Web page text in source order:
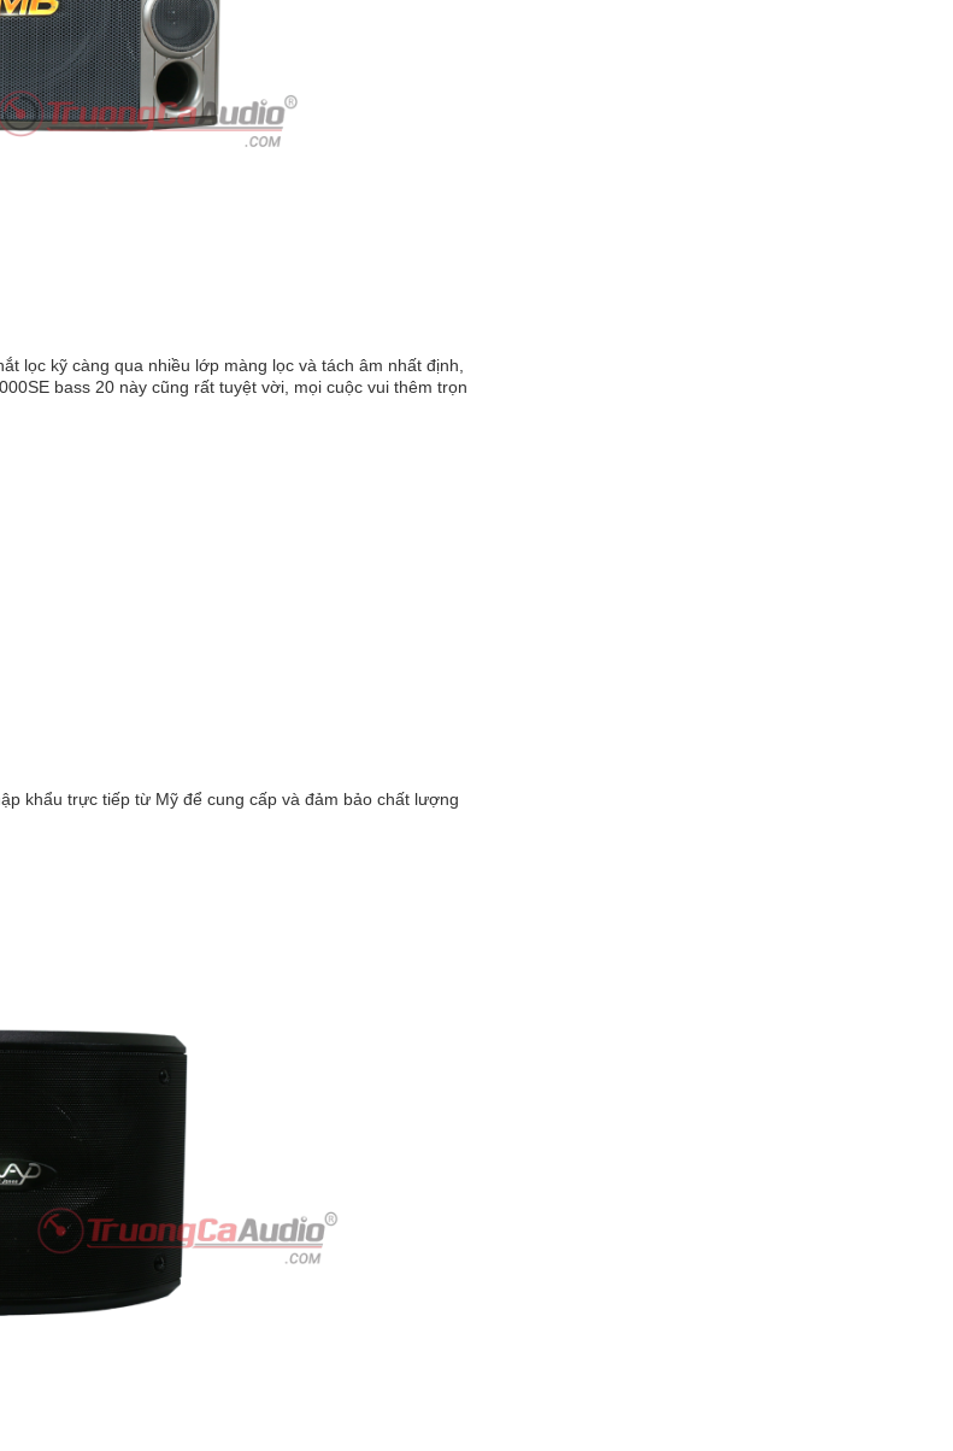
lọc kỹ càng qua nhiều lớp màng lọc và tách âm nhất định,
bass 20 này cũng rất tuyệt vời, mọi cuộc vui thêm trọn
khẩu trực tiếp từ Mỹ để cung cấp và đảm bảo chất lượng